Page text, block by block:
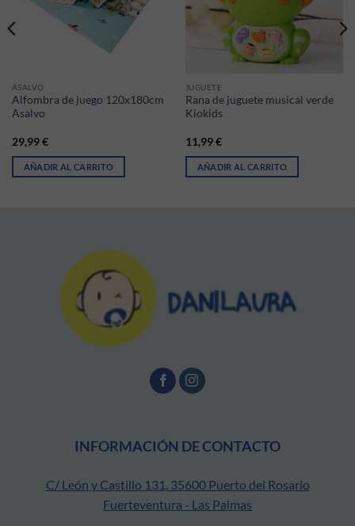
ASALVO
Alfombra de juego 120x180cm
Asalvo
29,99€
AÑADIR AL CARRITO
JUGUETE
Rana de juguete musical verde
Kiokids
11,99€
AÑADIR AL CARRITO
INFORMACIÓN DE CONTACTO
C/ León y Castillo 131, 35600 Puerto del Rosario
Fuerteventura - Las Palmas